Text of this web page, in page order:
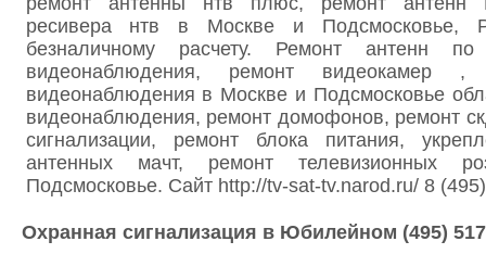
ресивера нтв в Москве и Подсмосковье,
безналичному расчету. Ремонт антенн
видеонаблюдения, ремонт видеокамер ,
видеонаблюдения в Москве и Подсмосковье
видеонаблюдения, ремонт домофонов, ремонт
сигнализации, ремонт блока питания,
антенных мачт, ремонт телевизионных
Подсмосковье. Сайт http://tv-sat-tv.narod.ru/ 8
Охранная сигнализация в Юбилейном (495)